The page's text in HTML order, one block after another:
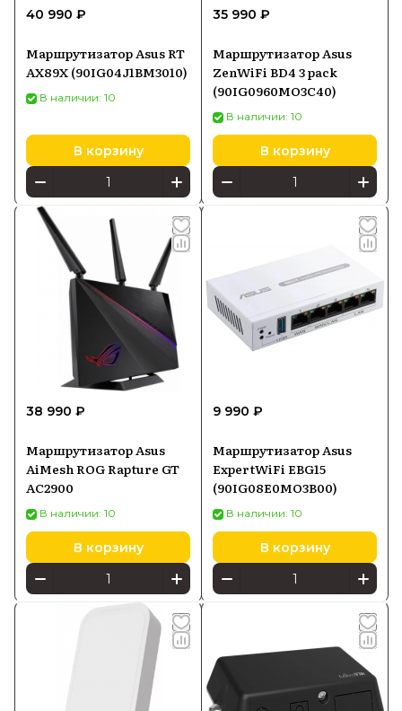
40 990 ₽
Маршрутизатор Asus RT
AX89X (90IG04J1BM3010)
В наличии: 10
В корзину
35 990 ₽
Маршрутизатор Asus
ZenWiFi BD4 3 pack
(90IG0960MO3C40)
В наличии: 10
В корзину
38 990 ₽
Маршрутизатор Asus
AiMesh ROG Rapture GT
AC2900
В наличии: 10
В корзину
9 990 ₽
Маршрутизатор Asus
ExpertWiFi EBG15
(90IG08E0MO3B00)
В наличии: 10
В корзину